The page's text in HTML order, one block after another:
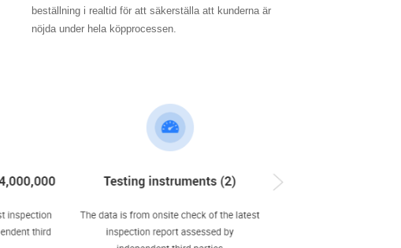
beställning i realtid för att säkerställa att kunderna är
nöjda under hela köpprocessen.